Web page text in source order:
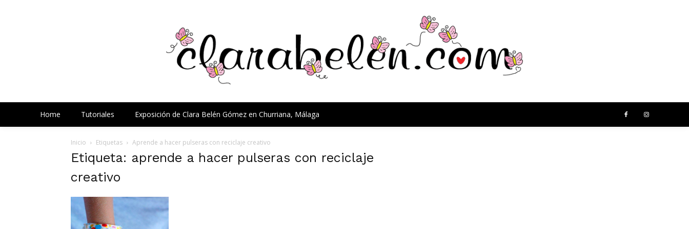
Home Tutoriales Exposición de Clara Belén Gómez en Churriana, Málaga
Inicio Etiquetas Aprende a hacer pulseras con reciclaje creativo
Etiqueta: aprende a hacer pulseras con reciclaje
creativo